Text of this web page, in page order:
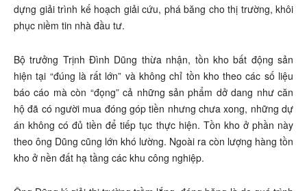
dựng giải trình kế hoạch giải cứu, phá băng cho thị trường, khôi
phục niềm tin nhà đầu tư.
Bộ trưởng Trịnh Đình Dũng thừa nhận, tồn kho bất động sản
hiện tại “đúng là rất lớn” và không chỉ tồn kho theo các số liệu
báo cáo mà còn “đọng” cả những sản phẩm dở dang như căn
hộ đã có người mua đóng góp tiền nhưng chưa xong, những dự
án không có đủ tiền để tiếp tục thực hiện. Tồn kho ở phần này
theo ông Dũng cũng lớn khó lường. Ngoài ra còn lượng hàng tồn
kho ở nền đất hạ tầng các khu công nghiệp.